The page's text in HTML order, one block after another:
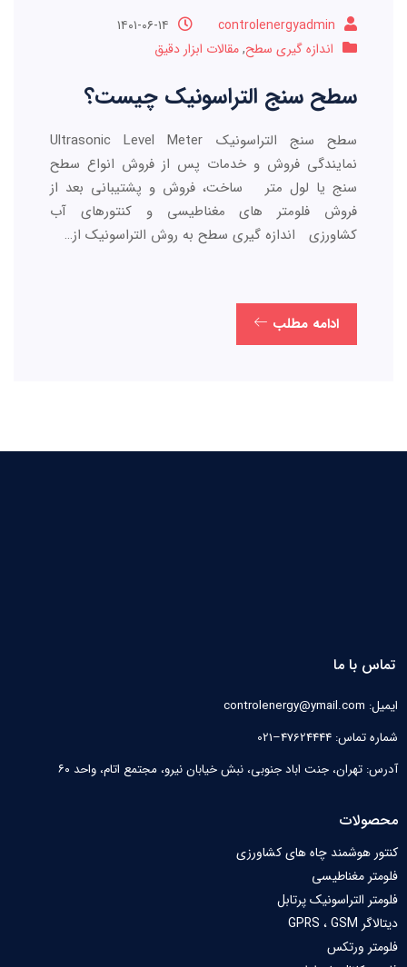
controlenergyadmin
اندازه گیری سطح,مقالات ابزار دقیق
سطح سنج التراسونیک چیست؟
سطح سنج التراسونیک Ultrasonic Level Meter
نمایندگی فروش و خدمات پس از فروش انواع سطح
سنج یا لول متر ساخت، فروش و پشتیبانی بعد از
فروش فلومتر های مغناطیسی و کنتورهای آب
کشاورزی اندازه گیری سطح به روش التراسونیک از…
ادامه مطلب
تماس با ما
ایمیل: controlenergy@ymail.com
شماره تماس: 47624444–021
آدرس: تهران، جنت اباد جنوبی، نبش خیابان نیرو‌، مجتمع اتام، واحد ۶۰
محصولات
کنتور هوشمند چاه های کشاورزی
فلومتر مغناطیسی
فلومتر التراسونیک پرتابل
دیتالاگر GPRS ، GSM
فلومتر ورتکس